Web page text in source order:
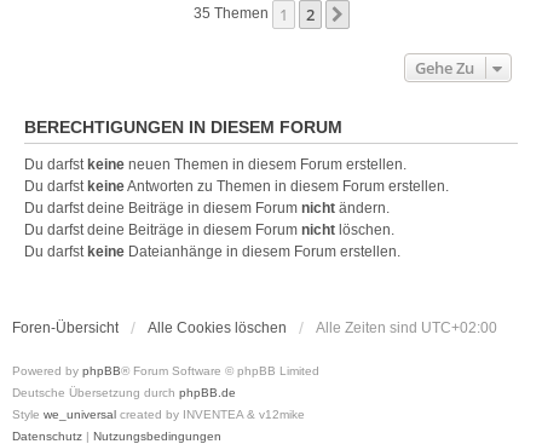
35 Themen 1 2
Gehe Zu
BERECHTIGUNGEN IN DIESEM FORUM
Du darfst keine neuen Themen in diesem Forum erstellen.
Du darfst keineAntworten zu Themen in diesem Forum erstellen.
Du darfst deine Beiträge in diesem Forum nicht ändern.
Du darfst deine Beiträge in diesem Forum nicht löschen.
Du darfst keine Dateianhänge in diesem Forum erstellen.
Foren-Übersicht Alle Cookies löschen Alle Zeiten sind UTC+02:00
Powered by phpBB® Forum Software © phpBB Limited
Deutsche Übersetzung durch phpBB.de
Style we_universal created by INVENTEA & v12mike
Datenschutz | Nutzungsbedingungen